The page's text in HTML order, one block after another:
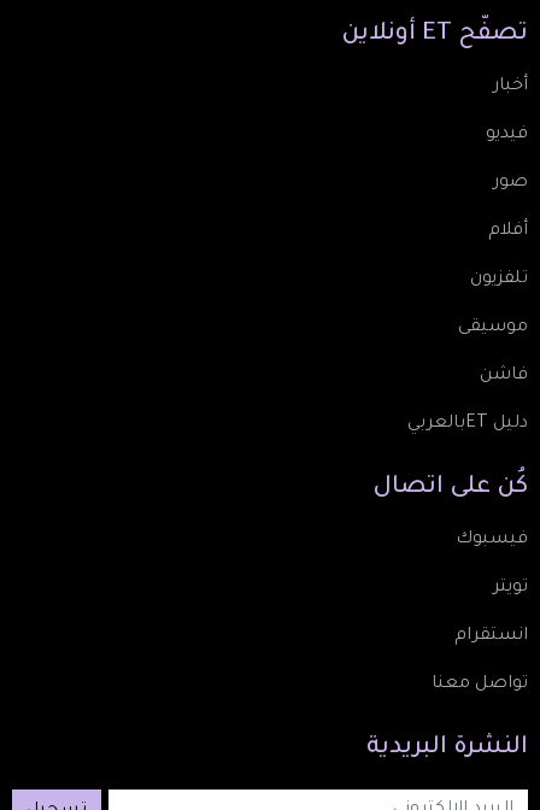
تصفّح ET أونلاين
أخبار
فيديو
صور
أفلام
تلفزيون
موسيقى
فاشن
دليل ETبالعربي
كُن على اتصال
فيسبوك
تويتر
انستقرام
تواصل معنا
النشرة البريدية